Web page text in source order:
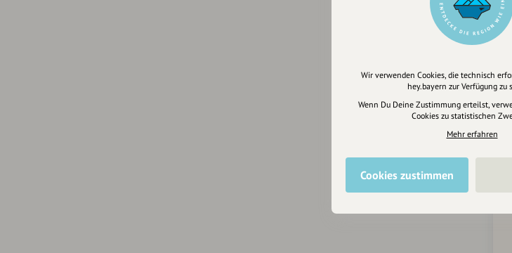
Wir verwenden Cookies, die technisch
hey.bayern zur Verfügung zu
Wenn Du Deine Zustimmung erteilst,
Cookies zu statistischen
Mehr erfahren
Cookies zustimmen